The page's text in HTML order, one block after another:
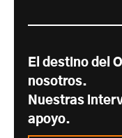
El destino del
nosotros.
Nuestras
apoyo.